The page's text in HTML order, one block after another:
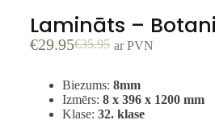
Lamināts –
€35.95
€29.95 ar PVN
Biezums: 8mm
Izmērs: 8 x 396 x 1200 mm
Klase: 32. klase